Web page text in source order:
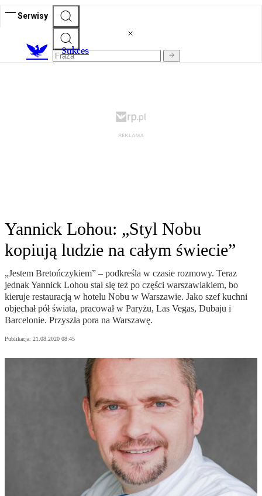
Serwisy
Sukces
Yannick Lohou: „Styl Nobu
kopiują ludzie na całym świecie”
„Jestem Bretończykiem” – podkreśla w czasie rozmowy. Teraz
jednak Yannick Lohou stał się też po części warszawiakiem, bo
kieruje restauracją w hotelu Nobu w Warszawie. Jako szef kuchni
objechał pół świata, pracował w Paryżu, Las Vegas, Dubaju i
Barcelonie. Przyszła pora na Warszawę.
Publikacja: 21.08.2020 08:45